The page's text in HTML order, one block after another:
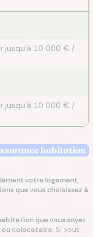
jusqu'à 10 000 € /
jusqu'à 10 000 € /
habitation
votre logement,
que vous choisissez à
que vous soyez
colocataire. Si vous